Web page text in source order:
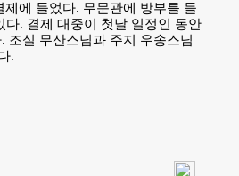
에 들었다. 무문관에 방부를 들
. 결제 대중이 첫날 일정인 동안
조실 무산스님과 주지 우송스님
.